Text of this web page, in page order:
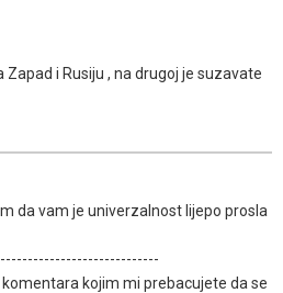
Zapad i Rusiju , na drugoj je suzavate
da vam je univerzalnost lijepo prosla
kojim mi prebacujete da se